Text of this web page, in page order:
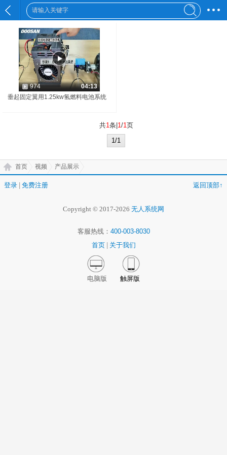
974
04:13
垂起固定翼用1.25kw氢燃料电池系统
共1条| 1/1页
1/1
首页 视频 产品展示
登录 免费注册 返回顶部↑
Copyright © 2017-2026 无人系统网
客服热线： 400-003-8030
首页
关于我们
电脑版 触屏版